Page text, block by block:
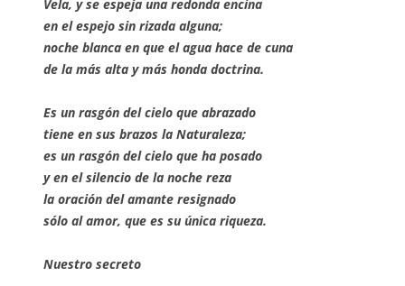
Vela, y se espeja una redonda encina
en el espejo sin rizada alguna;
noche blanca en que el agua hace de cuna
de la más alta y más honda doctrina.
Es un rasgón del cielo que abrazado
tiene en sus brazos la Naturaleza;
es un rasgón del cielo que ha posado
y en el silencio de la noche reza
la oración del amante resignado
sólo al amor, que es su única riqueza.
Nuestro secreto